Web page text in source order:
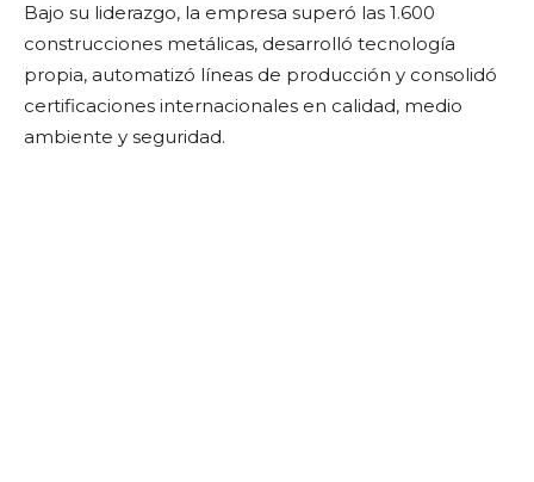
Bajo su liderazgo, la empresa superó las 1.600
construcciones metálicas, desarrolló tecnología
propia, automatizó líneas de producción y consolidó
certificaciones internacionales en calidad, medio
ambiente y seguridad.